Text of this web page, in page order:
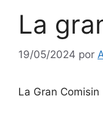
La
19/05/2024 por
La Gran Comisin